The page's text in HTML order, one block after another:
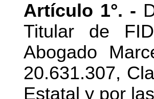
Artículo 1°. -
Titular de
Abogado
20.631.307,
Estatal y por